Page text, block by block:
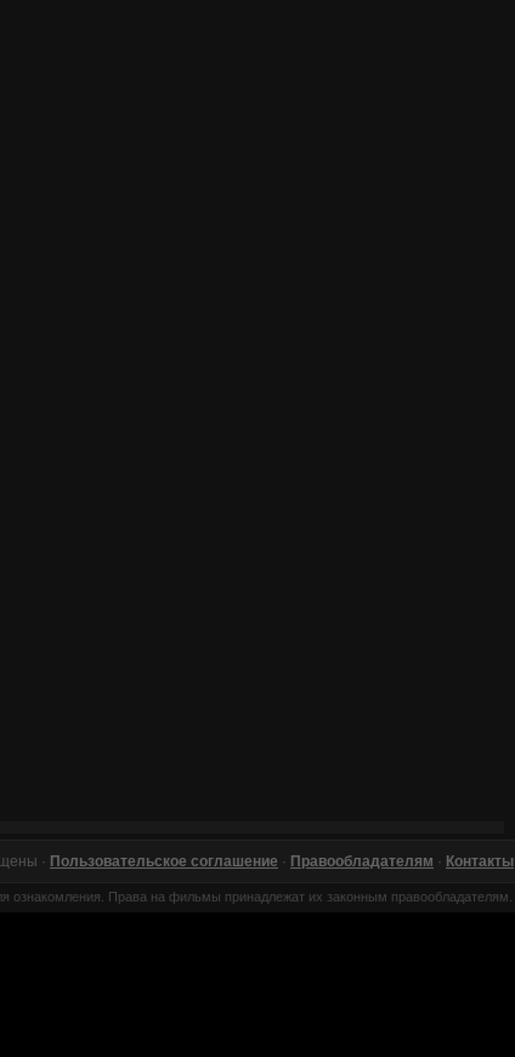
· Пользовательское соглашение · Правообладателям · Контакты
ознакомления. Права на фильмы принадлежат их законным правообладателям.